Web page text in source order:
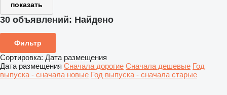
показать
30 объявлений: Найдено
Фильтр
Сортировка: Дата размещения
Дата размещения Сначала дорогие Сначала дешевые Год
выпуска - сначала новые Год выпуска - сначала старые